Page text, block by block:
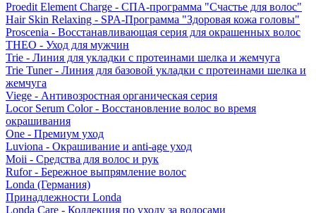
Proedit Element Charge - СПА-программа "Счастье для волос"
Hair Skin Relaxing - SPA-Программа "Здоровая кожа головы"
Proscenia - Восстанавливающая серия для окрашенных волос
THEO - Уход для мужчин
Trie - Линия для укладки с протеинами шелка и жемчуга
Trie Tuner - Линия для базовой укладки с протеинами шелка и
жемчуга
Viege - Антивозростная органическая серия
Locor Serum Color - Восстановление волос во время
окрашивания
One - Премиум уход
Luviona - Окрашивание и anti-age уход
Moii - Средства для волос и рук
Rufor - Бережное выпрямление волос
Londa (Германия)
Принадлежности Londa
Londa Care - Коллекция по уходу за волосами